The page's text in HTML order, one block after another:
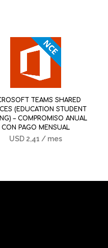
TEAMS SHARED
(EDUCATION STUDENT
– COMPROMISO ANUAL
CON PAGO MENSUAL
USD 2,41 / mes